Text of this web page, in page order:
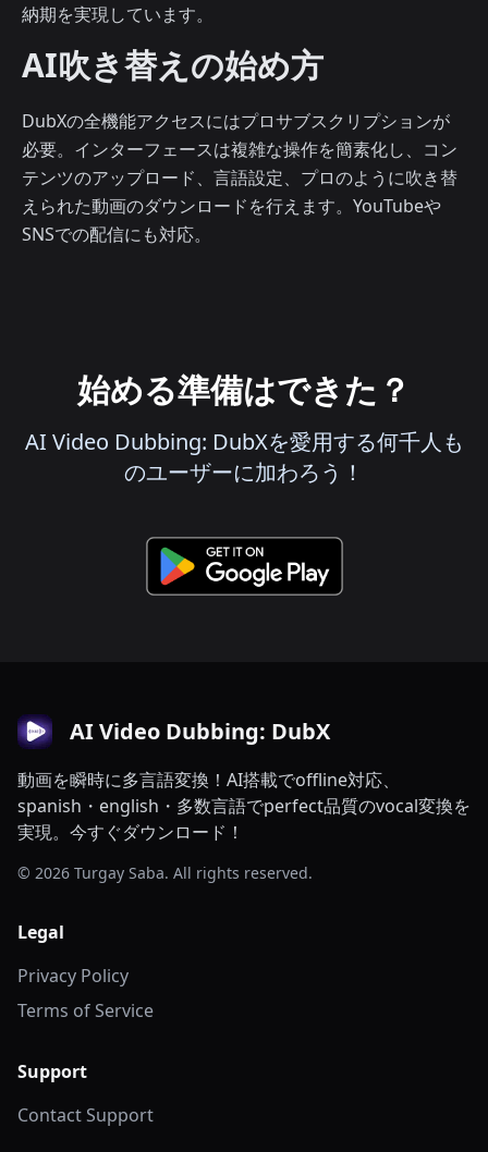
納期を実現しています。
AI吹き替えの始め方
DubXの全機能アクセスにはプロサブスクリプションが
必要。インターフェースは複雑な操作を簡素化し、コン
テンツのアップロード、言語設定、プロのように吹き替
えられた動画のダウンロードを行えます。YouTubeや
SNSでの配信にも対応。
始める準備はできた？
AI Video Dubbing: DubXを愛用する何千人も
のユーザーに加わろう！
AI Video Dubbing: DubX
動画を瞬時に多言語変換！AI搭載でoffline対応、
spanish・english・多数言語でperfect品質のvocal変換を
実現。今すぐダウンロード！
© 2026 Turgay Saba. All rights reserved.
Legal
Privacy Policy
Terms of Service
Support
Contact Support